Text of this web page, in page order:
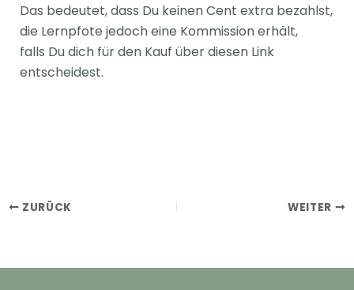
Das bedeutet, dass Du keinen Cent extra bezahlst,
die Lernpfote jedoch eine Kommission erhält,
falls Du dich für den Kauf über diesen Link
entscheidest.
ZURÜCK WEITER